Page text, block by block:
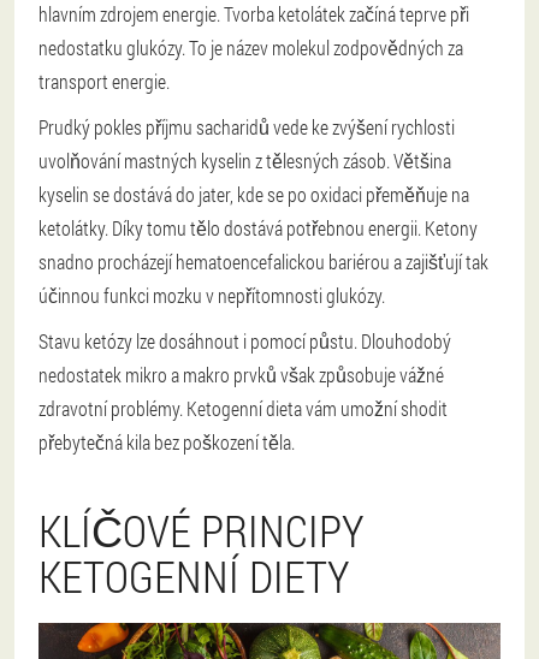
hlavním zdrojem energie. Tvorba ketolátek začíná teprve při
nedostatku glukózy. To je název molekul zodpovědných za
transport energie.
Prudký pokles příjmu sacharidů vede ke zvýšení rychlosti
uvolňování mastných kyselin z tělesných zásob. Většina
kyselin se dostává do jater, kde se po oxidaci přeměňuje na
ketolátky. Díky tomu tělo dostává potřebnou energii. Ketony
snadno procházejí hematoencefalickou bariérou a zajišťují tak
účinnou funkci mozku v nepřítomnosti glukózy.
Stavu ketózy lze dosáhnout i pomocí půstu. Dlouhodobý
nedostatek mikro a makro prvků však způsobuje vážné
zdravotní problémy. Ketogenní dieta vám umožní shodit
přebytečná kila bez poškození těla.
KLÍČOVÉ PRINCIPY
KETOGENNÍ DIETY